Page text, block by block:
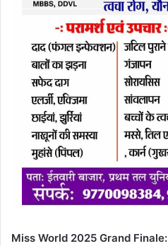
Miss World 2025 Grand Finale: